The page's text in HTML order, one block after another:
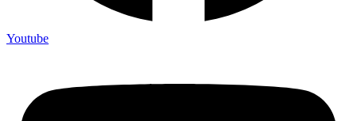
Youtube